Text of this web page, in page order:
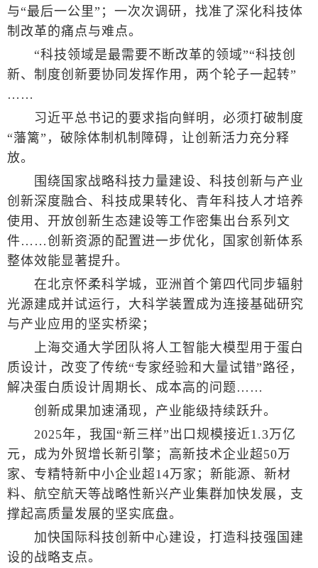
与“最后一公里”；一次次调研，找准了深化科技体
制改革的痛点与难点。
“科技领域是最需要不断改革的领域”“科技创
新、制度创新要协同发挥作用，两个轮子一起转”
……
习近平总书记的要求指向鲜明，必须打破制度
“藩篱”，破除体制机制障碍，让创新活力充分释
放。
围绕国家战略科技力量建设、科技创新与产业
创新深度融合、科技成果转化、青年科技人才培养
使用、开放创新生态建设等工作密集出台系列文
件……创新资源的配置进一步优化，国家创新体系
整体效能显著提升。
在北京怀柔科学城，亚洲首个第四代同步辐射
光源建成并试运行，大科学装置成为连接基础研究
与产业应用的坚实桥梁；
上海交通大学团队将人工智能大模型用于蛋白
质设计，改变了传统“专家经验和大量试错”路径，
解决蛋白质设计周期长、成本高的问题……
创新成果加速涌现，产业能级持续跃升。
2025年，我国“新三样”出口规模接近1.3万亿
元，成为外贸增长新引擎；高新技术企业超50万
家、专精特新中小企业超14万家；新能源、新材
料、航空航天等战略性新兴产业集群加快发展，支
撑起高质量发展的坚实底盘。
加快国际科技创新中心建设，打造科技强国建
设的战略支点。